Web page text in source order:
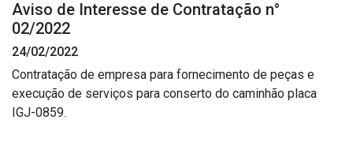
Estrutura Organizacional
Secretarias
Aviso de Interesse de Contratação n°
02/2022
24/02/2022
Contratação de empresa para fornecimento de peças e
execução de serviços para conserto do caminhão placa
IGJ-0859.